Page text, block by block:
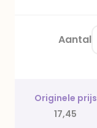
Aantal
Originele prijs
17,45